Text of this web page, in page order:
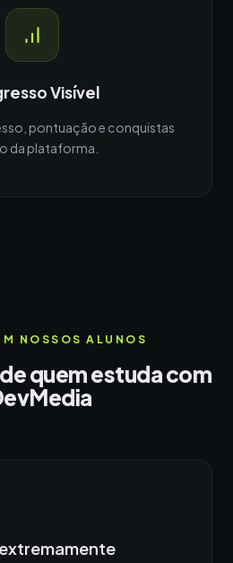
Visível
pontuação e conquistas
da plataforma.
NOSSOS ALUNOS
quem estuda com